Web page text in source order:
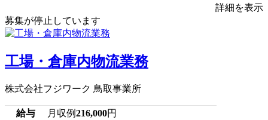
詳細を表示
募集が停止しています
工場・倉庫内物流業務
株式会社フジワーク 鳥取事業所
給与 月収例216,000円